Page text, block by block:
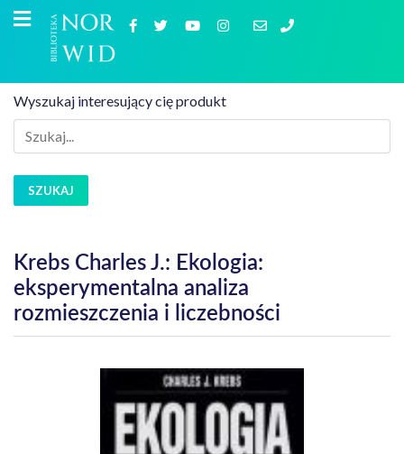
Wyszukaj interesujący cię produkt
SZUKAJ
Krebs Charles J.: Ekologia:
eksperymentalna analiza
rozmieszczenia i liczebności